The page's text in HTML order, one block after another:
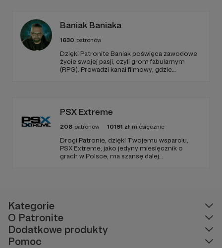
Baniak Baniaka
1630 patronów
Dzięki Patronite Baniak poświęca zawodowe
życie swojej pasji, czyli grom fabularnym
(RPG). Prowadzi kanał filmowy, gdzie
PSX Extreme
208 patronów 10191 zł miesięcznie
Drogi Patronie, dzięki Twojemu wsparciu,
PSX Extreme, jako jedyny miesięcznik o
grach w Polsce, ma szansę dalej
Kategorie
O Patronite
Dodatkowe produkty
Pomoc